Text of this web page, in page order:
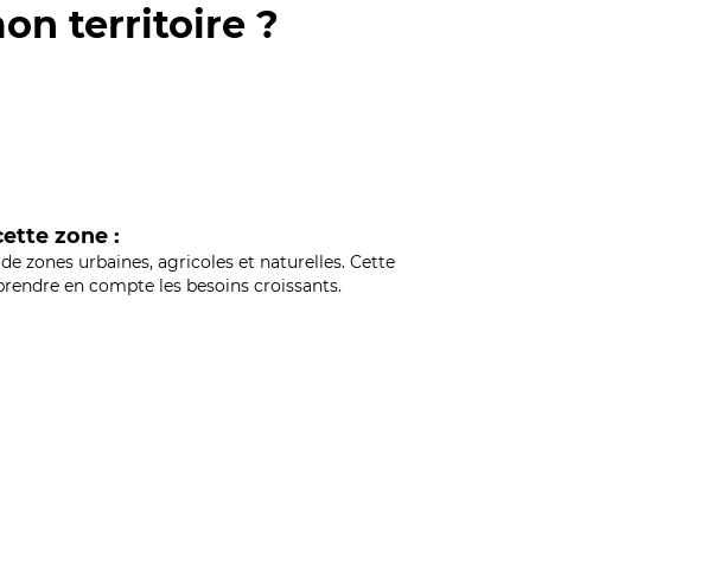
territoire ?
zone :
zones urbaines, agricoles et naturelles. Cette
en compte les besoins croissants.